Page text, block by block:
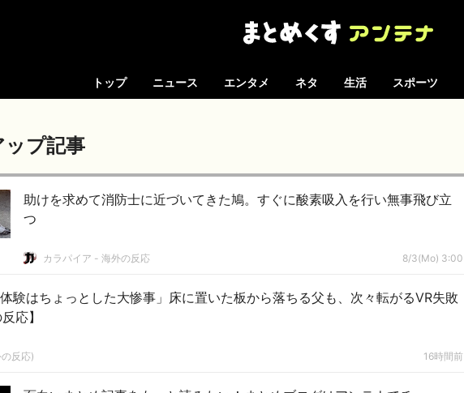
トップ ニュース エンタメ ネタ 生活 スポーツ
ップ記事
助けを求めて消防士に近づいてきた鳩。すぐに酸素吸入を行い無事飛び立
つ
カラパイア - 海外の反応 8/3(Mo) 3:00
体験はちょっとした大惨事」床に置いた板から落ちる父も、次々転がるVR失敗
応】
反応) 16時間前